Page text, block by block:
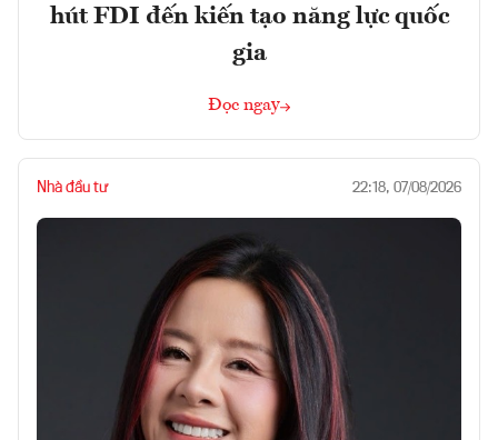
hút FDI đến kiến tạo năng lực quốc
gia
Đọc ngay
Nhà đầu tư 22:18, 07/08/2026